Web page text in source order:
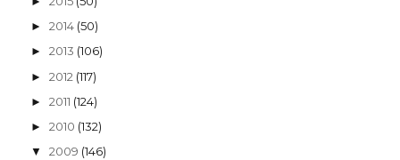
► 2014 (50)
► 2013 (106)
► 2012 (117)
► 2011 (124)
► 2010 (132)
▼ 2009 (146)